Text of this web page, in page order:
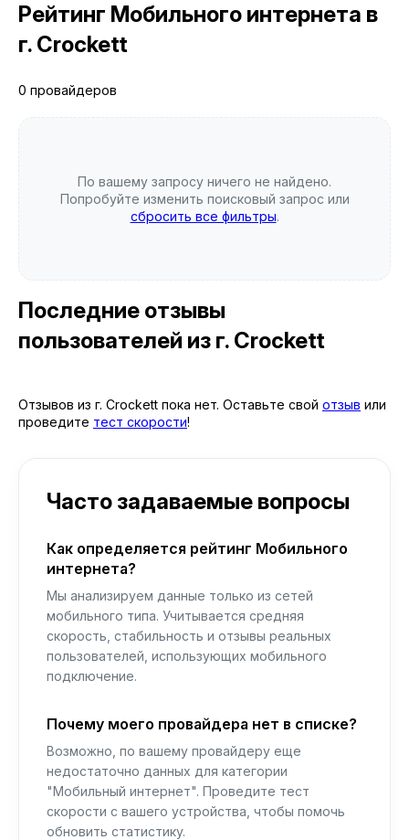
Рейтинг Мобильного интернета в
г. Crockett
0 провайдеров
По вашему запросу ничего не найдено.
Попробуйте изменить поисковый запрос или
сбросить все фильтры.
Последние отзывы
пользователей из г. Crockett
Отзывов из г. Crockett пока нет. Оставьте свой отзыв или
проведите тест скорости!
Часто задаваемые вопросы
Как определяется рейтинг Мобильного
интернета?
Мы анализируем данные только из сетей
мобильного типа. Учитывается средняя
скорость, стабильность и отзывы реальных
пользователей, использующих мобильного
подключение.
Почему моего провайдера нет в списке?
Возможно, по вашему провайдеру еще
недостаточно данных для категории
"Мобильный интернет". Проведите тест
скорости с вашего устройства, чтобы помочь
обновить статистику.